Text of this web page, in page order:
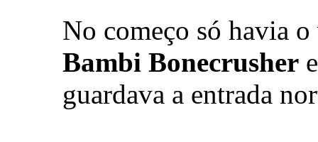
No começo só havia
Bambi Bonecrusher
guardava a entrada